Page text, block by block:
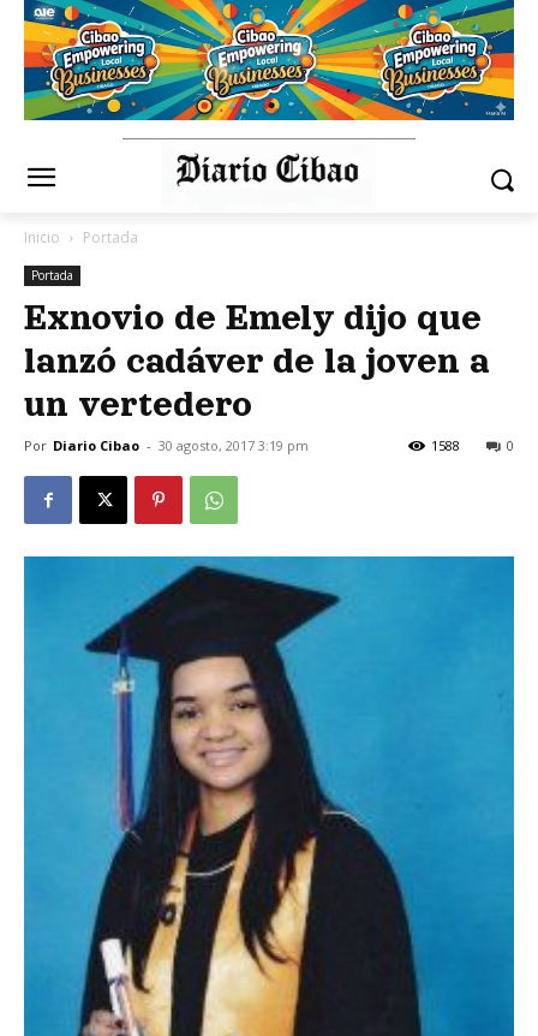
Inicio Portada
Portada
Exnovio de Emely dijo que
lanzó cadáver de la joven a
un vertedero
Por Diario Cibao - 30 agosto, 2017 3:19 pm 0
1588